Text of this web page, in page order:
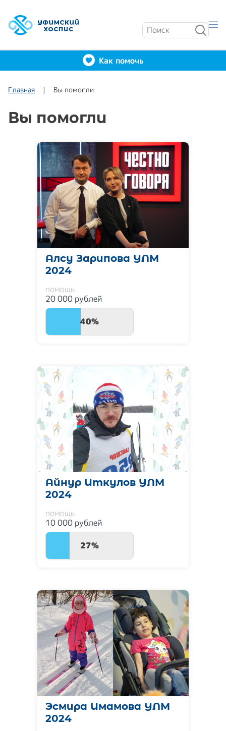
Как помочь
Главная Вы помогли
Вы помогли
Алсу Зарипова УЛМ
2024
помощь
20 000 рублей
40%
Айнур Иткулов УЛМ
2024
помощь
10 000 рублей
27%
Эсмира Имамова УЛМ
2024